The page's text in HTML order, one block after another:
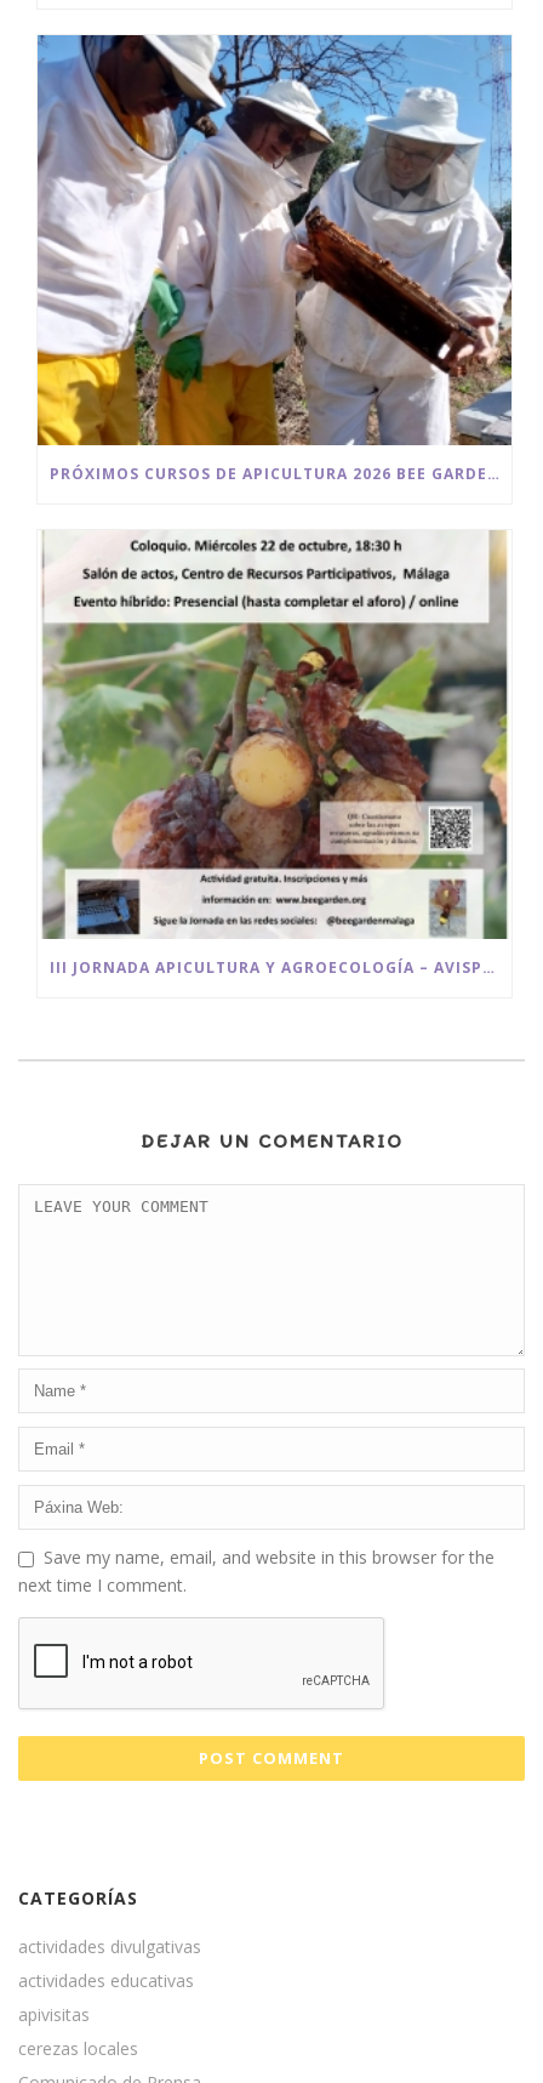
PRÓXIMOS CURSOS DE APICULTURA 2026 BEE GARDEN MALAGA.
III JORNADA APICULTURA Y AGROECOLOGÍA – AVISPAS INVASORAS UN DESAFÍO PARA EL MEDIO AMBIENTE
DEJAR UN COMENTARIO
Save my name, email, and website in this browser for the
next time I comment.
CATEGORÍAS
actividades divulgativas
actividades educativas
apivisitas
cerezas locales